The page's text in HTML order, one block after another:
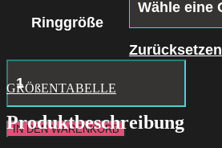
Ringgröße
Zurücksetzen
Wood
Ring
Menge
IN DEN WARENKORB
GRÖßENTABELLE
Produktbeschreibung